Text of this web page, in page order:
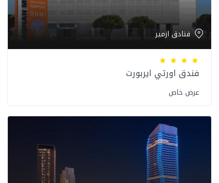
فنادق ازمير
فندق اورتي ايربورت
عرض خاص